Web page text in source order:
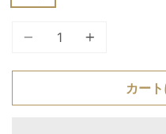
カー